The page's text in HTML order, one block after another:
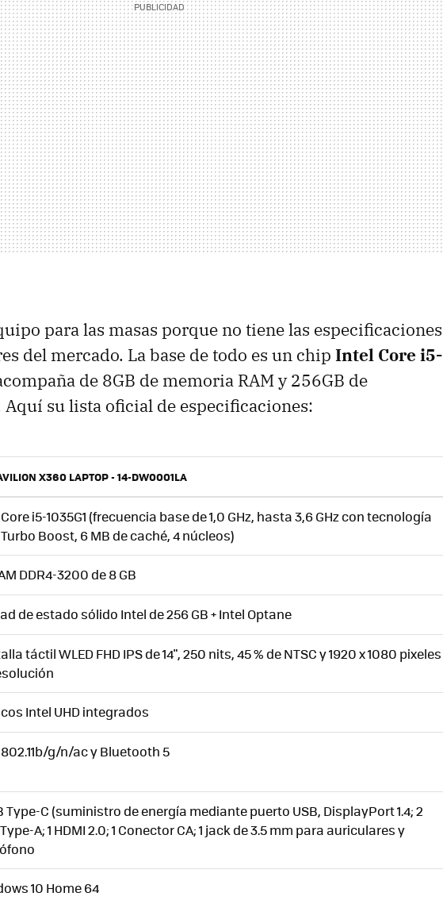
para las masas porque no tiene las especificaciones
del mercado. La base de todo es un chip Intel Core i5-
de 8GB de memoria RAM y 256GB de
su lista oficial de especificaciones:
X360 LAPTOP - 14-DW0001LA
i5-1035G1 (frecuencia base de 1,0 GHz, hasta 3,6 GHz con tecnología
Boost, 6 MB de caché, 4 núcleos)
DDR4-3200 de 8 GB
de estado sólido Intel de 256 GB + Intel Optane
táctil WLED FHD IPS de 14", 250 nits, 45 % de NTSC y 1920 x 1080 pixeles
Intel UHD integrados
g/n/ac y Bluetooth 5
Type-C (suministro de energía mediante puerto USB, DisplayPort 1.4; 2
A; 1 HDMI 2.0; 1 Conector CA; 1 jack de 3.5 mm para auriculares y
10 Home 64